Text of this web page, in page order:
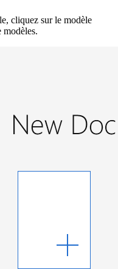
cliquez sur le modèle
modèles.